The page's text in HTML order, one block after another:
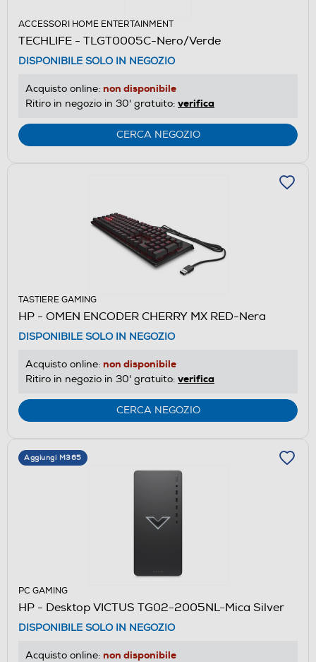
ACCESSORI HOME ENTERTAINMENT
TECHLIFE - TLGT0005C-Nero/Verde
DISPONIBILE SOLO IN NEGOZIO
Acquisto online: non disponibile
Ritiro in negozio in 30' gratuito: verifica
CERCA NEGOZIO
TASTIERE GAMING
HP - OMEN ENCODER CHERRY MX RED-Nera
DISPONIBILE SOLO IN NEGOZIO
Acquisto online: non disponibile
Ritiro in negozio in 30' gratuito: verifica
CERCA NEGOZIO
Aggiungi M365
PC GAMING
HP - Desktop VICTUS TG02-2005NL-Mica Silver
DISPONIBILE SOLO IN NEGOZIO
Acquisto online: non disponibile